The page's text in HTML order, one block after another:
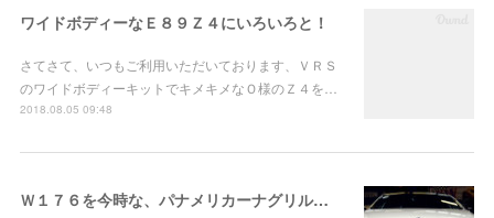
ワイドボディーなＥ８９Ｚ４にいろいろと！
さてさて、いつもご利用いただいております、ＶＲＳ
のワイドボディーキットでキメキメなＯ様のＺ４を…
2018.08.05 09:48
Ｗ１７６を今時な、パナメリカーナグリルに！